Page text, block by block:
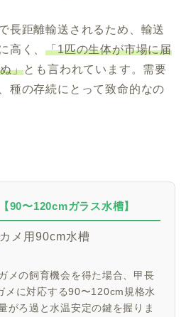
長距離輸送されるため、輸送
高く、「1匹の生体が市場に届
」とも言われています。需要
種の存続にとって致命的なの
90〜120cmガラス水槽】
メの飼育機会を得た場合、甲長
メに対応する90〜120cm規格水
がろ過と水温安定の鍵を握りま